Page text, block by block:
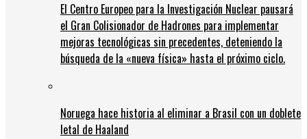
El Centro Europeo para la Investigación Nuclear pausará
el Gran Colisionador de Hadrones para implementar
mejoras tecnológicas sin precedentes, deteniendo la
búsqueda de la «nueva física» hasta el próximo ciclo.
Noruega hace historia al eliminar a Brasil con un doblete
letal de Haaland